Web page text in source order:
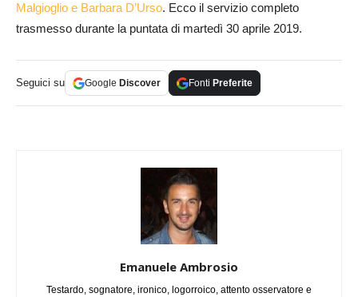
Malgioglio e Barbara D’Urso. Ecco il servizio completo
trasmesso durante la puntata di martedì 30 aprile 2019.
Seguici su Google Discover Fonti Preferite
Emanuele Ambrosio
Testardo, sognatore, ironico, logorroico, attento osservatore e